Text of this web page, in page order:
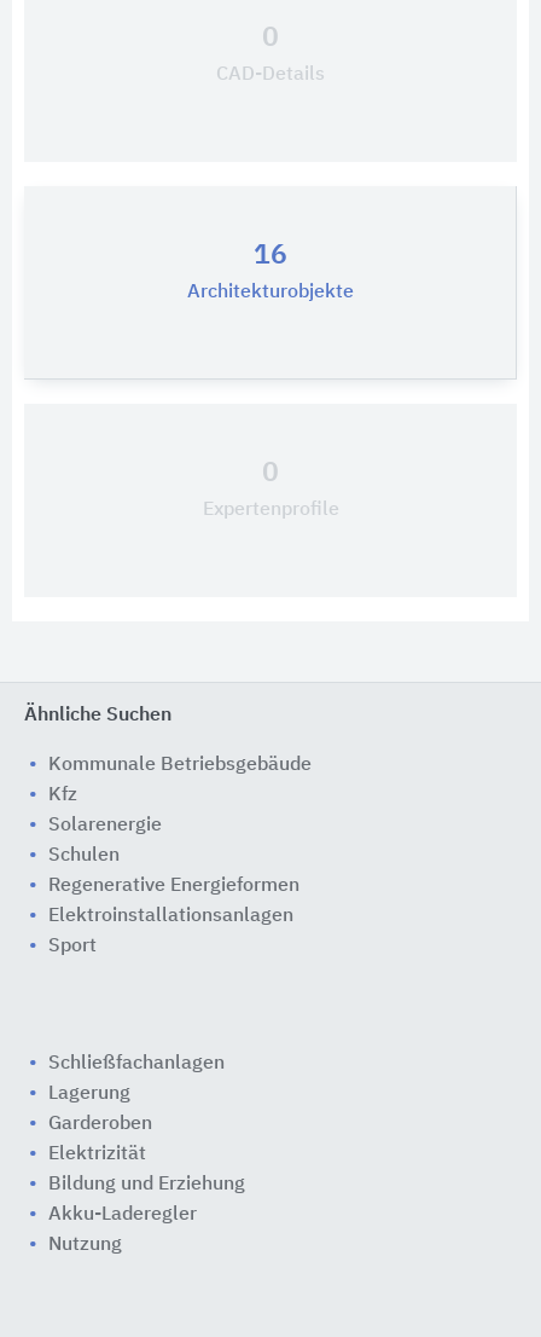
0
CAD-Details
16
Architekturobjekte
0
Expertenprofile
Ähnliche Suchen
Kommunale Betriebsgebäude
Kfz
Solarenergie
Schulen
Regenerative Energieformen
Elektroinstallationsanlagen
Sport
Schließfachanlagen
Lagerung
Garderoben
Elektrizität
Bildung und Erziehung
Akku-Laderegler
Nutzung